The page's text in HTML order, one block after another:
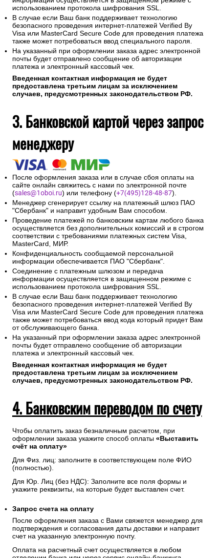
использованием протокола шифрования SSL.
В случае если Ваш банк поддерживает технологию
безопасного проведения интернет-платежей Verified By
Visa или MasterCard Secure Code для проведения платежа
также может потребоваться ввод специального пароля.
На указанный при оформлении заказа адрес электронной
почты будет отправлено сообщение об авторизации
платежа и электронный кассовый чек.
Введенная контактная информация не будет
предоставлена третьим лицам за исключением
случаев, предусмотренных законодательством РФ.
3. Банковской картой через запрос
менеджеру
После оформления заказа или в случае сбоя оплаты на
сайте онлайн свяжитесь с нами по электронной почте
(sales@1oboi.ru) или телефону (+7(495)128-48-87).
Менеджер сгенерирует ссылку на платежный шлюз ПАО
"Сбербанк" и направит удобным Вам способом.
Проведение платежей по банковским картам любого банка
осуществляется без дополнительных комиссий и в строгом
соответствии с требованиями платежных систем Visa,
MasterCard, МИР.
Конфиденциальность сообщаемой персональной
информации обеспечивается ПАО "Сбербанк".
Соединение с платежным шлюзом и передача
информации осуществляется в защищенном режиме с
использованием протокола шифрования SSL.
В случае если Ваш банк поддерживает технологию
безопасного проведения интернет-платежей Verified By
Visa или MasterCard Secure Code для проведения платежа
также может потребоваться ввод кода который придет Вам
от обслуживающего банка.
На указанный при оформлении заказа адрес электронной
почты будет отправлено сообщение об авторизации
платежа и электронный кассовый чек.
Введенная контактная информация не будет
предоставлена третьим лицам за исключением
случаев, предусмотренных законодательством РФ.
4. Банковским переводом по счету
Чтобы оплатить заказ безналичным расчетом, при
оформлении заказа укажите способ оплаты «Выставить
счёт на оплату»
Для Физ. лиц: заполните в соответствующем поле ФИО
(полностью).
Для Юр. Лиц (без НДС): Заполните все поля формы и
укажите реквизиты, на которые будет выставлен счет.
Запрос счета на оплату
После оформления заказа с Вами свяжется менеджер для
подтверждения и согласования даты доставки и направит
счет на указанную электронную почту.
Оплата на расчетный счет осуществляется в любом